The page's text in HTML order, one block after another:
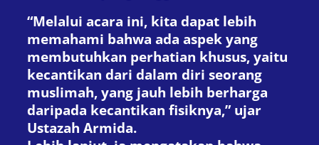
“Melalui acara ini, kita dapat lebih
memahami bahwa ada aspek yang
membutuhkan perhatian khusus, yaitu
kecantikan dari dalam diri seorang
muslimah, yang jauh lebih berharga
daripada kecantikan fisiknya,” ujar
Ustazah Armida.